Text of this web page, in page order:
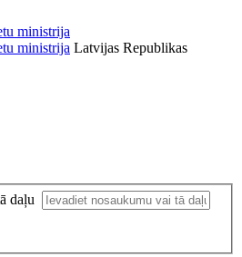
Latvijas Republikas
daļu